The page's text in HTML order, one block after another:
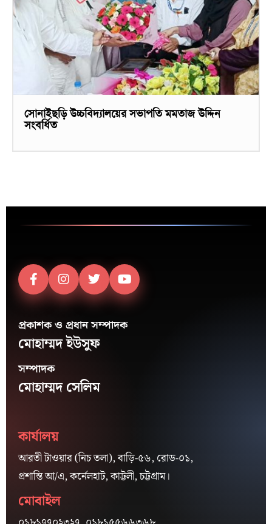
সোনাইছড়ি উচ্চবিদ্যালয়ের সভাপতি মমতাজ উদ্দিন
সংবর্ধিত
প্রকাশক ও প্রধান সম্পাদক
মোহাম্মদ ইউসুফ
সম্পাদক
মোহাম্মদ সেলিম
কার্যালয়
আরতী টাওয়ার (নিচ তলা), বাড়ি-৫৬, রোড-০১,
প্রশান্তি আ/এ, কর্নেলহাট, কাট্টলী, চট্টগ্রাম।
মোবাইল